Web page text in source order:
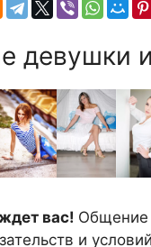
девушки
вас! Общение
и